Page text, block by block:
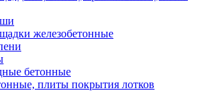
железобетонные
бетонные
плиты покрытия лотков